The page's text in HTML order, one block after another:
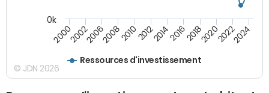
Ressources d'investissement
200020022006200820102012201420162018202020222024
0k
© JDN 2026